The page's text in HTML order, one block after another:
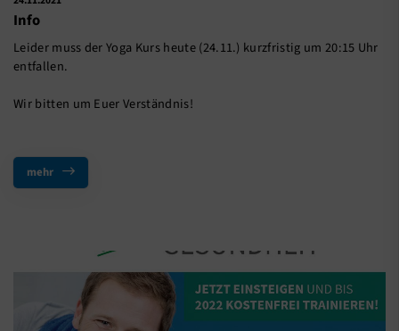
Info
Leider muss der Yoga Kurs heute (24.11.) kurzfristig um 20:15 Uhr
entfallen.
Wir bitten um Euer Verständnis!
mehr